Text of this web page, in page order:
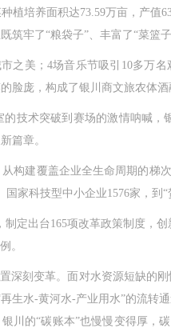
培养面积达73.59万亩，产值
牢了“粮袋子”、丰富了“菜篮
美；4场音乐节吸引10多万名
脸庞，构成了银川商文旅农体酒
术突破到赛场的激情呐喊，
篇章。
建覆盖企业全生命周期的梯
家科技型中小企业1576家，
出台165项改革政策制度，创
。
刻变革。面对水资源短缺的刚
生水-黄河水-产业用水”的流转
川的“碳账本”也慢慢变得厚，